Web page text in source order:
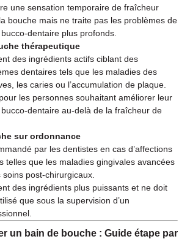
une sensation temporaire de fraîcheur
bouche mais ne traite pas les problèmes de
dentaire plus profonds.
thérapeutique
des ingrédients actifs ciblant des
dentaires tels que les maladies des
les caries ou l’accumulation de plaque.
les personnes souhaitant améliorer leur
dentaire au-delà de la fraîcheur de
sur ordonnance
par les dentistes en cas d’affections
telles que les maladies gingivales avancées
soins post-chirurgicaux.
des ingrédients plus puissants et ne doit
que sous la supervision d’un
un bain de bouche : Guide étape par